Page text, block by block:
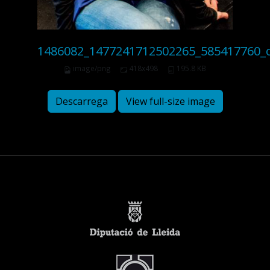
image/png 418x498 195.8 KB
Descarrega View full-size image